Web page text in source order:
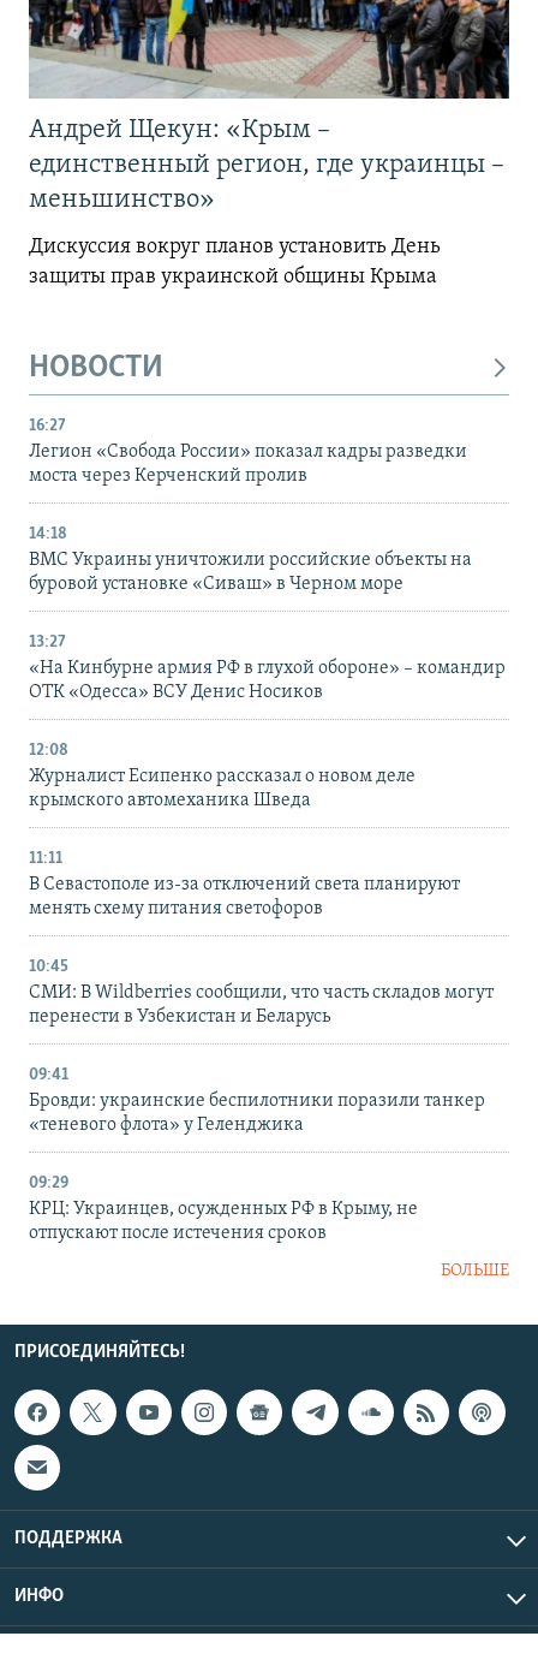
Андрей Щекун: «Крым –
единственный регион, где украинцы –
меньшинство»
Дискуссия вокруг планов установить День
защиты прав украинской общины Крыма
НОВОСТИ
16:27
Легион «Свобода России» показал кадры разведки
моста через Керченский пролив
14:18
ВМС Украины уничтожили российские объекты на
буровой установке «Сиваш» в Черном море
13:27
«На Кинбурне армия РФ в глухой обороне» – командир
ОТК «Одесса» ВСУ Денис Носиков
12:08
Журналист Есипенко рассказал о новом деле
крымского автомеханика Шведа
11:11
В Севастополе из-за отключений света планируют
менять схему питания светофоров
10:45
СМИ: В Wildberries сообщили, что часть складов могут
перенести в Узбекистан и Беларусь
09:41
Бровди: украинские беспилотники поразили танкер
«теневого флота» у Геленджика
09:29
КРЦ: Украинцев, осужденных РФ в Крыму, не
отпускают после истечения сроков
БОЛЬШЕ
ПРИСОЕДИНЯЙТЕСЬ!
ПОДДЕРЖКА
ИНФО